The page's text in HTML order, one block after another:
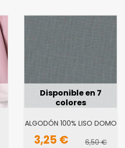
Disponible en 7
colores
ALGODÓN 100% LISO DOMO
3,25 € 6,50 €